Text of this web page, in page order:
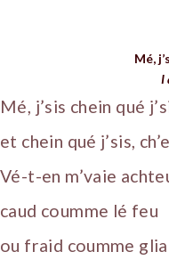
Mé,
I
Mé, j’sis chein qué
et chein qué j’sis,
Vé-t-en m’vaie
caud coumme lé feu
ou fraid coumme